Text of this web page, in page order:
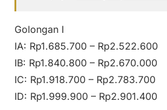
Golongan I
IA: Rp1.685.700 – Rp2.522.600
IB: Rp1.840.800 – Rp2.670.000
IC: Rp1.918.700 – Rp2.783.700
ID: Rp1.999.900 – Rp2.901.400